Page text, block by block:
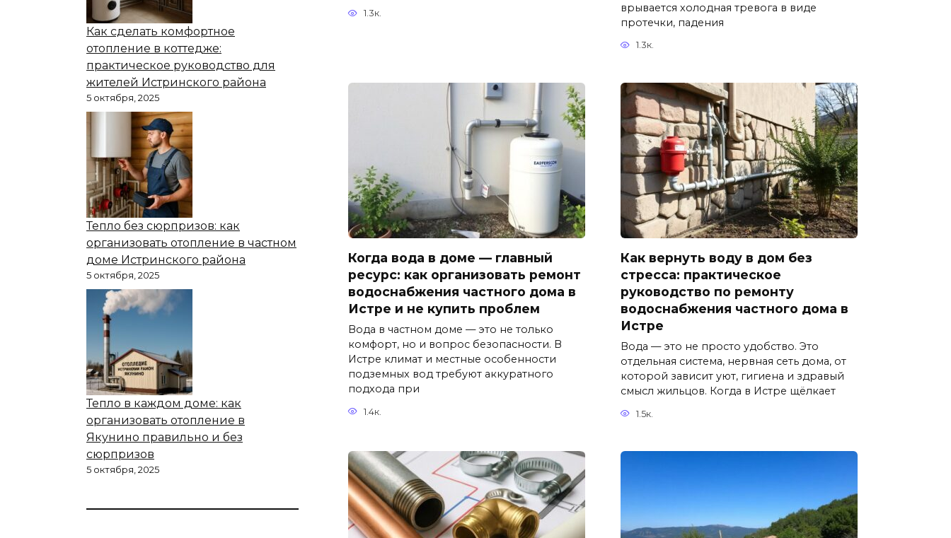
1.3к.
врывается холодная тревога в виде
протечки, падения
1.3к.
Когда вода в доме — главный
ресурс: как организовать ремонт
водоснабжения частного дома в
Истре и не купить проблем
Вода в частном доме — это не только
комфорт, но и вопрос безопасности. В
Истре климат и местные особенности
подземных вод требуют аккуратного
подхода при
1.4к.
Как вернуть воду в дом без
стресса: практическое
руководство по ремонту
водоснабжения частного дома в
Истре
Вода — это не просто удобство. Это
отдельная система, нервная сеть дома, от
которой зависит уют, гигиена и здравый
смысл жильцов. Когда в Истре щёлкает
1.5к.
Как сделать комфортное
отопление в коттедже:
практическое руководство для
жителей Истринского района
5 октября, 2025
Тепло без сюрпризов: как
организовать отопление в частном
доме Истринского района
5 октября, 2025
Тепло в каждом доме: как
организовать отопление в
Якунино правильно и без
сюрпризов
5 октября, 2025